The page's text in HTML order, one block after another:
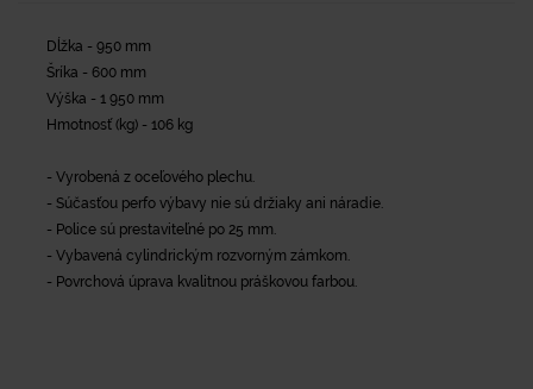
Dĺžka - 950 mm
Šríka - 600 mm
Výška - 1 950 mm
Hmotnosť (kg) - 106 kg
- Vyrobená z oceľového plechu.
- Súčasťou perfo výbavy nie sú držiaky ani náradie.
- Police sú prestaviteľné po 25 mm.
- Vybavená cylindrickým rozvorným zámkom.
- Povrchová úprava kvalitnou práškovou farbou.